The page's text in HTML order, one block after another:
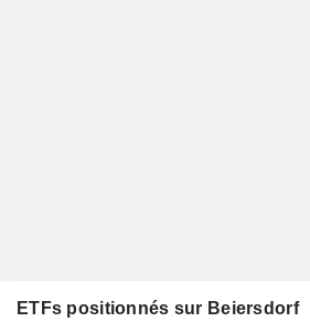
ETFs positionnés sur Beiersdorf